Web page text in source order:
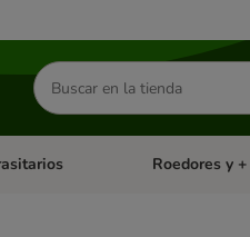
Buscar
productos
abierto: Dieta Vet.
Menú de
Roedores y +